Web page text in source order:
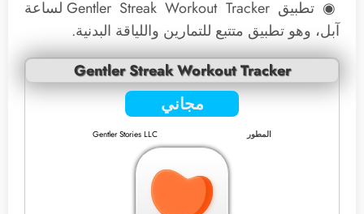
◉ تطبيق Gentler Streak Workout Tracker لساعة
آبل، وهو تطبيق متتبع للتمارين واللياقة البدنية.
Gentler Streak Workout Tracker
مجاني
المطور Gentler Stories LLC